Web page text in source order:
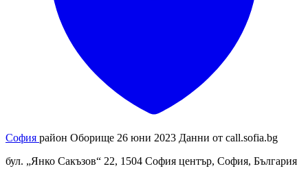
София район Оборище 26 юни 2023 Данни от call.sofia.bg
бул. „Янко Сакъзов“ 22, 1504 София център, София, България